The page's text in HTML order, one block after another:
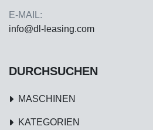
E-MAIL:
info@dl-leasing.com
DURCHSUCHEN
MASCHINEN
KATEGORIEN